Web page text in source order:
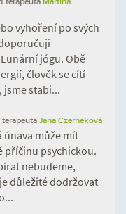
vyhoření po svých
jógu. Obě
člověk se cítí
jsme stabi...
Jana Czerneková
únava může mít
příčinu psychickou.
nebudeme,
důležité dodržovat